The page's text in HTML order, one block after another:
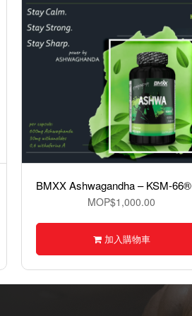
MOP$1,000.00
加入購物車